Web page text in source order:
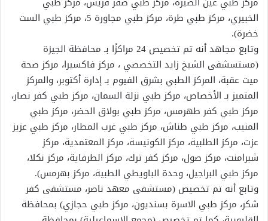
الخبيري، مركز طبي طرة، مركز طبي مجاورة 5، مركز طبي الست
خضرة).
وتابع مجاهد أنه تم تخصيص 24 مراكزًا بـ محافظة الجيزة
(مستسشفى الشيخ زايد التخصصي ، مركز فاكسيرا، مركز صحة
ميت عقبة، المركز الطبي بشرق الفيوم بـ إدارة أكتوبر، والمركز
المتميز بـ الأخصاص، مركز طبي نزلة السمان، مركز طبي كفر نصار،
مركز طبي كفر طهرمس، مركز طبي بولاق الحضر، مركز طبي
المنيب، مركز طبي طناش، مركز طبي غرب المطار، مركز طبي عزيز
عزت، مركز الطلبية، مركز الكونيسة، مركز المعتمدية، مركز
شبرامنت، مركز صول، مركز كفر ترك، مركز الطرفاية، مركز نكلا،
مركز طبي البراجيل، وحدة الباويطي الطبية، مركز بهرمس).
وتابع أنه تم تخصيص (مستشفى معهد ناصر، مستشفى كفر
شكر، مركز طبي الاسرة بسنديون، مركز طبي حجازي) بمحافظة